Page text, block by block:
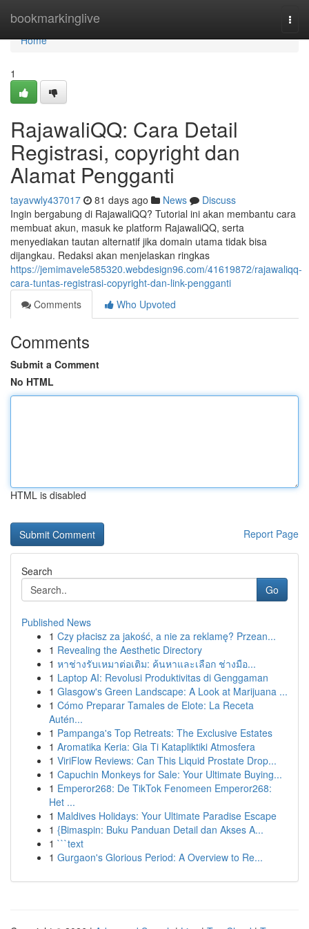
bookmarkinglive
Home
Home
1
RajawaliQQ: Cara Detail
Registrasi, copyright dan
Alamat Pengganti
tayavwly437017 81 days ago News
Discuss
Ingin bergabung di RajawaliQQ? Tutorial ini akan membantu cara
membuat akun, masuk ke platform RajawaliQQ, serta
menyediakan tautan alternatif jika domain utama tidak bisa
dijangkau. Redaksi akan menjelaskan ringkas
https://jemimavele585320.webdesign96.com/41619872/rajawaliqq-
cara-tuntas-registrasi-copyright-dan-link-pengganti
Comments
Who Upvoted
Comments
Submit a Comment
No HTML
HTML is disabled
Report Page
Search
Go
Published News
1 Czy płacisz za jakość, a nie za reklamę? Przean...
1 Revealing the Aesthetic Directory
1 หาช่างรับเหมาต่อเติม: ค้นหาและเลือก ช่างมือ...
1 Laptop AI: Revolusi Produktivitas di Genggaman
1 Glasgow's Green Landscape: A Look at Marijuana ...
1 Cómo Preparar Tamales de Elote: La Receta
Autén...
1 Pampanga's Top Retreats: The Exclusive Estates
1 Aromatika Keria: Gia Ti Katapliktiki Atmosfera
1 ViriFlow Reviews: Can This Liquid Prostate Drop...
1 Capuchin Monkeys for Sale: Your Ultimate Buying...
1 Emperor268: De TikTok Fenomeen Emperor268:
Het ...
1 Maldives Holidays: Your Ultimate Paradise Escape
1 {Bimaspin: Buku Panduan Detail dan Akses A...
1 ```text
1 Gurgaon's Glorious Period: A Overview to Re...